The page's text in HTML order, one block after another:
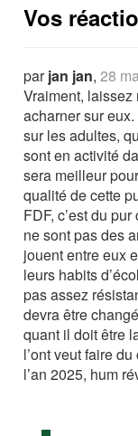
Vos
parjan jan,28
Vraiment,
acharner sur
sur les adultes,
sont en activité
sera meilleur
qualité de cette
FDF, c’est du
ne sont pas des
jouent entre eux
leurs habits
pas assez
devra être
quant il doit être
l’ont veut faire
l’an 2025, hum